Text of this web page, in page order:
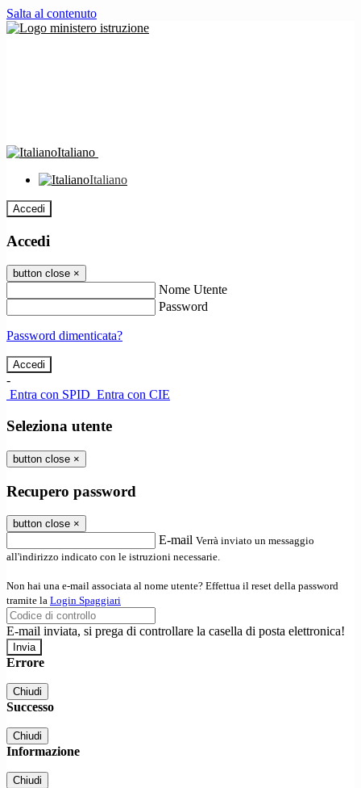
Salta al contenuto
Italiano
Italiano
Accedi
Accedi
button close ×
Nome Utente
Password
Password dimenticata?
-
Entra con SPID Entra con CIE
Seleziona utente
button close ×
Recupero password
button close ×
E-mail Verrà inviato un messaggio
all'indirizzo indicato con le istruzioni necessarie.
Non hai una e-mail associata al nome utente? Effettua il reset della password
tramite la Login Spaggiari
E-mail inviata, si prega di controllare la casella di posta elettronica!
Errore
Chiudi
Successo
Chiudi
Informazione
Chiudi